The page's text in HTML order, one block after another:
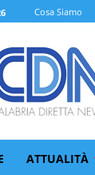
Cosa Siamo
ATTUALITÀ